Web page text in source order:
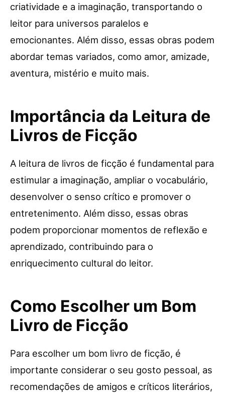
criatividade e a imaginação, transportando o
leitor para universos paralelos e
emocionantes. Além disso, essas obras podem
abordar temas variados, como amor, amizade,
aventura, mistério e muito mais.
Importância da Leitura de
Livros de Ficção
A leitura de livros de ficção é fundamental para
estimular a imaginação, ampliar o vocabulário,
desenvolver o senso crítico e promover o
entretenimento. Além disso, essas obras
podem proporcionar momentos de reflexão e
aprendizado, contribuindo para o
enriquecimento cultural do leitor.
Como Escolher um Bom
Livro de Ficção
Para escolher um bom livro de ficção, é
importante considerar o seu gosto pessoal, as
recomendações de amigos e críticos literários,